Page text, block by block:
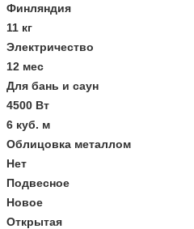
Финляндия
11 кг
Электричество
12 мес
Для бань и саун
4500 Вт
6 куб. м
Облицовка металлом
Нет
Подвесное
Новое
Открытая